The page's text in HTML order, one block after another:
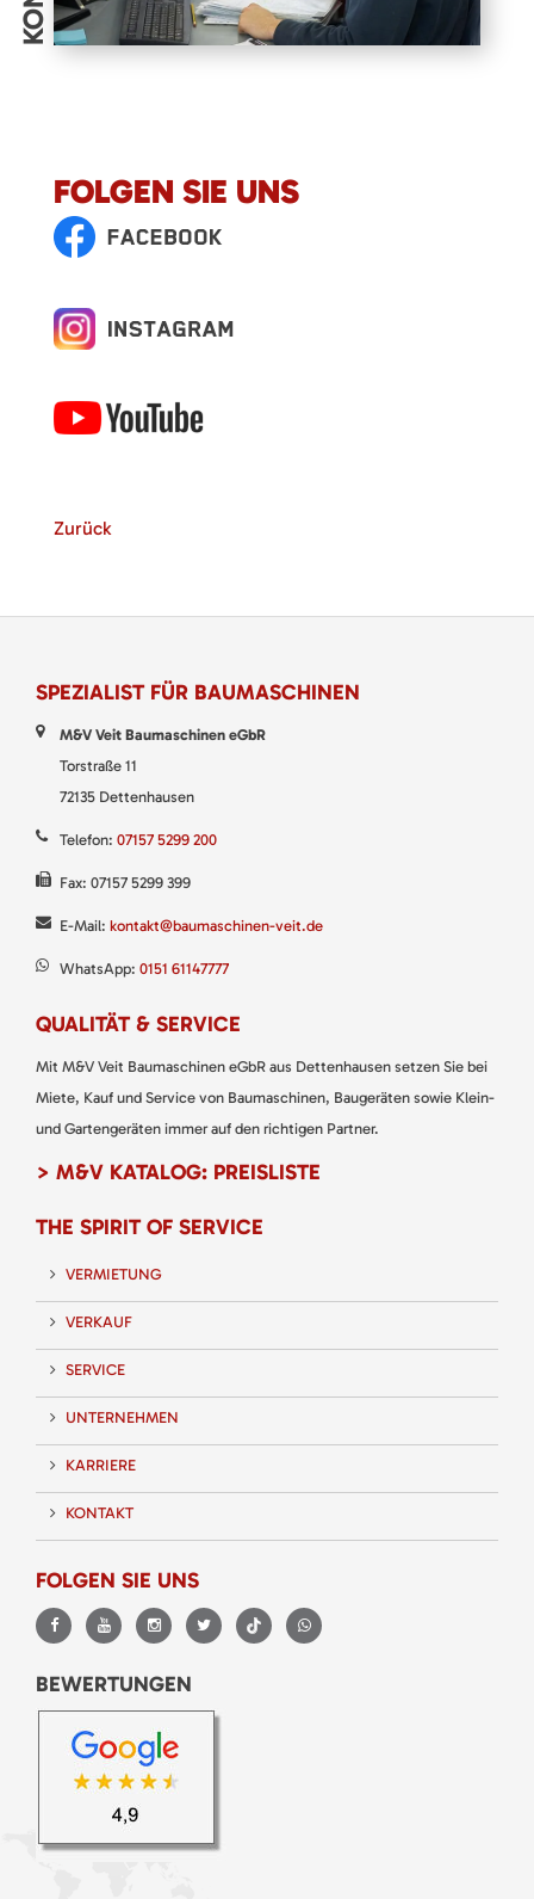
FOLGEN SIE UNS
Zurück
SPEZIALIST FÜR BAUMASCHINEN
M&V Veit Baumaschinen eGbR
Torstraße 11
72135 Dettenhausen
Telefon: 07157 5299 200
Fax: 07157 5299 399
E-Mail: kontakt@baumaschinen-veit.de
WhatsApp: 0151 61147777
QUALITÄT & SERVICE
Mit M&V Veit Baumaschinen eGbR aus Dettenhausen setzen Sie bei
Miete, Kauf und Service von Baumaschinen, Baugeräten sowie Klein-
und Gartengeräten immer auf den richtigen Partner.
> M&V KATALOG: PREISLISTE
THE SPIRIT OF SERVICE
VERMIETUNG
VERKAUF
SERVICE
UNTERNEHMEN
KARRIERE
KONTAKT
FOLGEN SIE UNS
BEWERTUNGEN